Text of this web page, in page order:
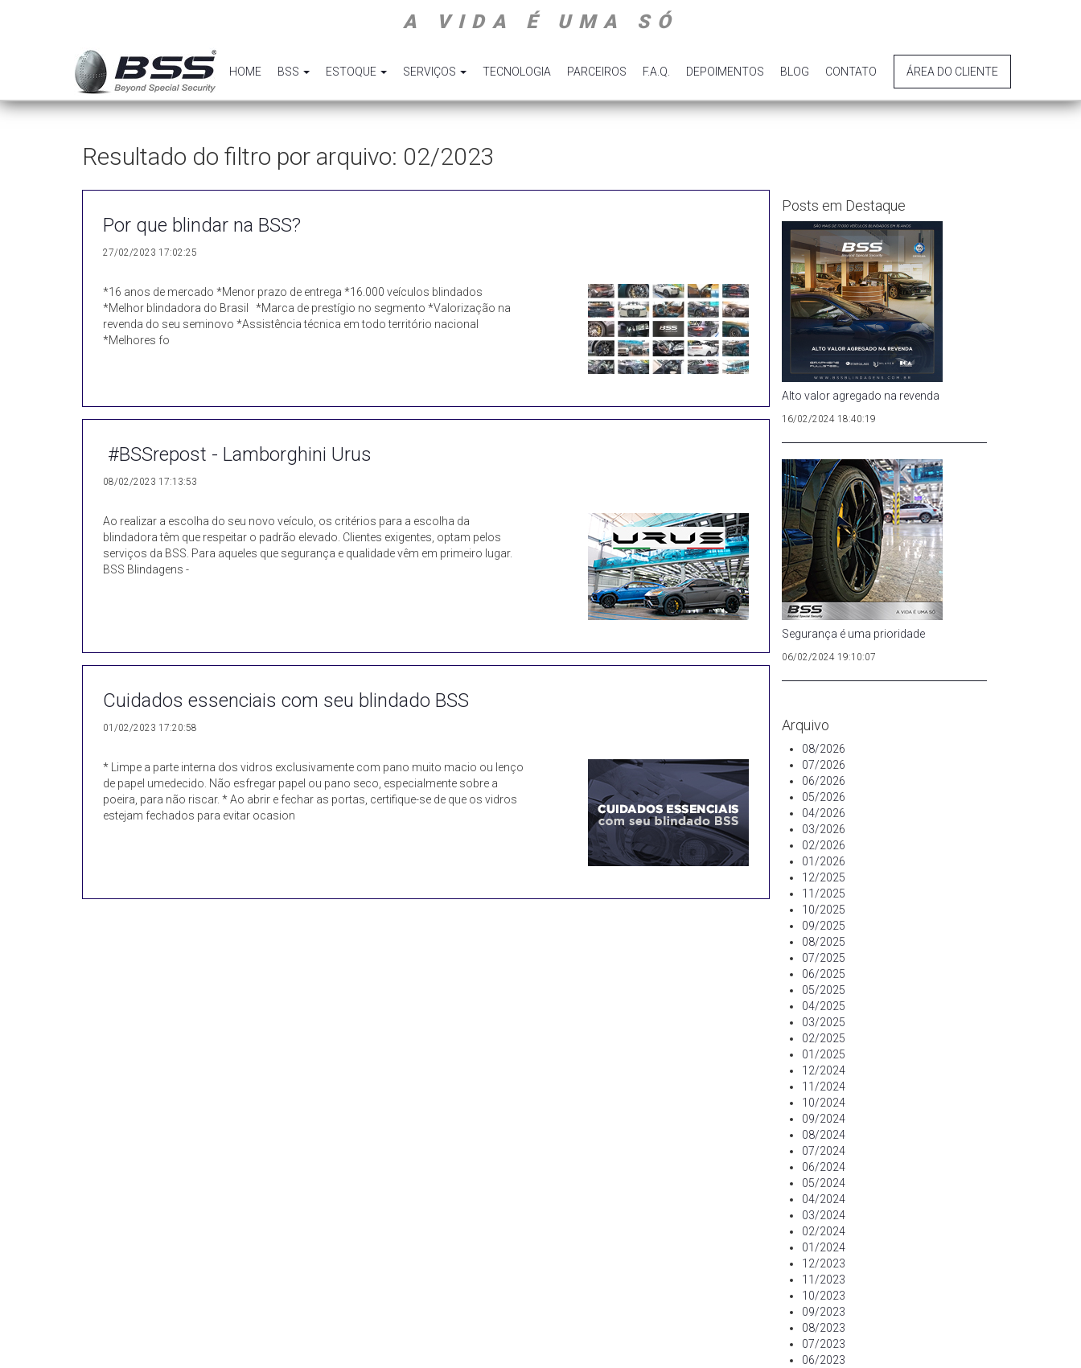
A VIDA É UMA SÓ
HOME BSS ESTOQUE SERVIÇOS TECNOLOGIA PARCEIROS F.A.Q. DEPOIMENTOS BLOG CONTATO ÁREA DO CLIENTE
Resultado do filtro por arquivo: 02/2023
Por que blindar na BSS?
27/02/2023 17:02:25
*16 anos de mercado *Menor prazo de entrega *16.000 veículos blindados
*Melhor blindadora do Brasil *Marca de prestígio no segmento *Valorização na
revenda do seu seminovo *Assistência técnica em todo território nacional
*Melhores fo
#BSSrepost - Lamborghini Urus
08/02/2023 17:13:53
Ao realizar a escolha do seu novo veículo, os critérios para a escolha da
blindadora têm que respeitar o padrão elevado. Clientes exigentes, optam pelos
serviços da BSS. Para aqueles que segurança e qualidade vêm em primeiro lugar.
BSS Blindagens -
Cuidados essenciais com seu blindado BSS
01/02/2023 17:20:58
* Limpe a parte interna dos vidros exclusivamente com pano muito macio ou lenço
de papel umedecido. Não esfregar papel ou pano seco, especialmente sobre a
poeira, para não riscar. * Ao abrir e fechar as portas, certifique-se de que os vidros
estejam fechados para evitar ocasion
Posts em Destaque
Alto valor agregado na revenda
16/02/2024 18:40:19
Segurança é uma prioridade
06/02/2024 19:10:07
Arquivo
08/2026
07/2026
06/2026
05/2026
04/2026
03/2026
02/2026
01/2026
12/2025
11/2025
10/2025
09/2025
08/2025
07/2025
06/2025
05/2025
04/2025
03/2025
02/2025
01/2025
12/2024
11/2024
10/2024
09/2024
08/2024
07/2024
06/2024
05/2024
04/2024
03/2024
02/2024
01/2024
12/2023
11/2023
10/2023
09/2023
08/2023
07/2023
06/2023